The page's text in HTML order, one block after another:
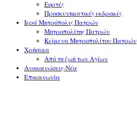
Εορτές
Προσκυνηματικές εκδρομές
Ιερά Μητρόπολις Πατρών
Μητροπολίτης Πατρών
Κείμενα Μητροπολίτου Πατρών
Χρήσιμα
Από τη ζωή των Αγίων
Ανακοινώσεις-Νέα
Επικοινωνία